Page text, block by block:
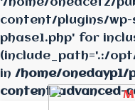
'/home/onedcefz/
content/plugins/wp-
phase1.php' for
(include_path='.:/
in /home/onedayp1/
content/advanced-